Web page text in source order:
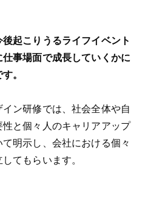
起こりうるライフイベント
事場面で成長していくかに
。
ン研修では、社会全体や自
と個々人のキャリアアップ
明示し、会社における個々
てもらいます。